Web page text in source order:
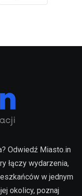
Odwiedź Miasto.in
łączy wydarzenia,
w jednym
okolicy, poznaj